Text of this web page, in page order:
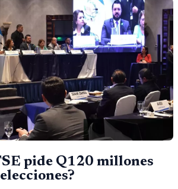
pide Q120 millones